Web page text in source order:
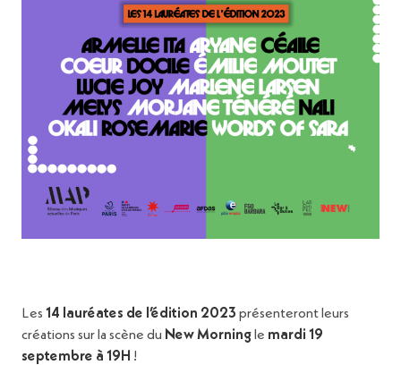
Les 14 lauréates de l’édition 2023 présenteront leurs
créations sur la scène du New Morning le mardi 19
septembre à 19H !